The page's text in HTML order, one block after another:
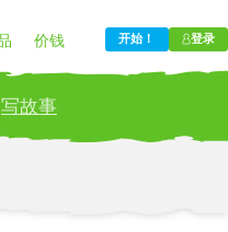
价钱 开始！ 登录
写故事
audience.